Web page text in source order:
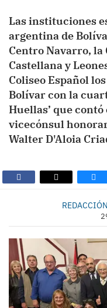
Las instituciones
argentina de
Centro Navarro, la
Castellana y
Coliseo Español
Bolívar con la
Huellas’ que
vicecónsul
Walter D'Aloia